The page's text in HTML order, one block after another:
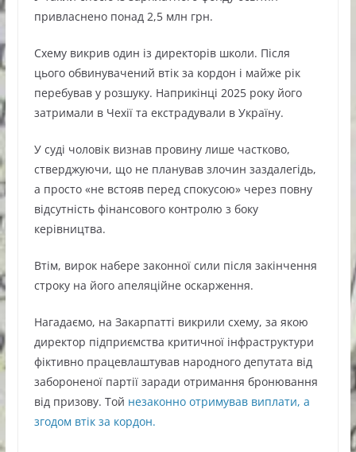
привласнено понад 2,5 млн грн.
Схему викрив один із директорів школи. Після
цього обвинувачений втік за кордон і майже рік
перебував у розшуку. Наприкінці 2025 року його
затримали в Чехії та екстрадували в Україну.
У суді чоловік визнав провину лише частково,
стверджуючи, що не планував злочин заздалегідь,
а просто «не встояв перед спокусою» через повну
відсутність фінансового контролю з боку
керівництва.
Втім, вирок набере законної сили після закінчення
строку на його апеляційне оскарження.
Нагадаємо, на Закарпатті викрили схему, за якою
директор підприємства критичної інфраструктури
фіктивно працевлаштував народного депутата від
забороненої партії заради отримання бронювання
від призову. Той незаконно отримував виплати, а
згодом втік за кордон.